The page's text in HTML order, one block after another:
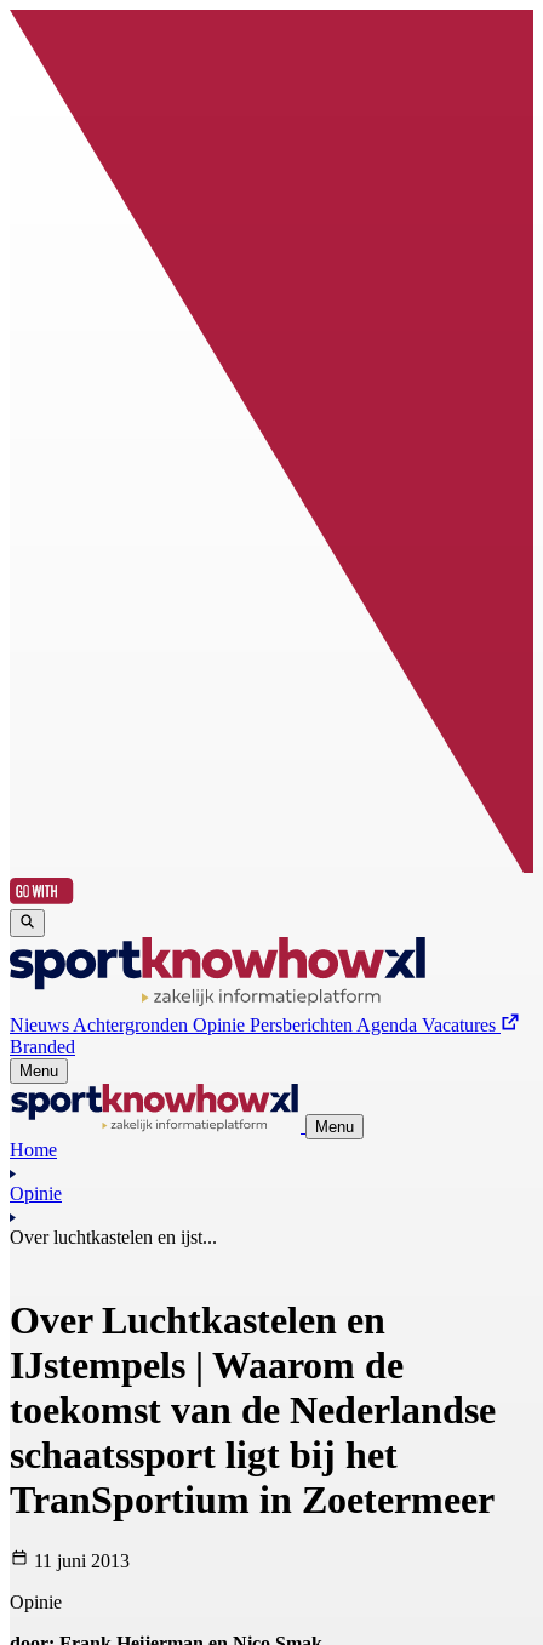
Nieuws Achtergronden Opinie Persberichten Agenda Vacatures
Branded
Menu
Menu
Home
Opinie
Over luchtkastelen en ijst...
Over Luchtkastelen en
IJstempels | Waarom de
toekomst van de Nederlandse
schaatssport ligt bij het
TranSportium in Zoetermeer
11 juni 2013
Opinie